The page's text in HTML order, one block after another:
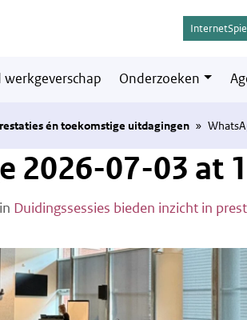
werkgeverschap Onderzoeken
én toekomstige uitdagingen »
2026-07-03 at
in Duidingssessies bieden inzicht in